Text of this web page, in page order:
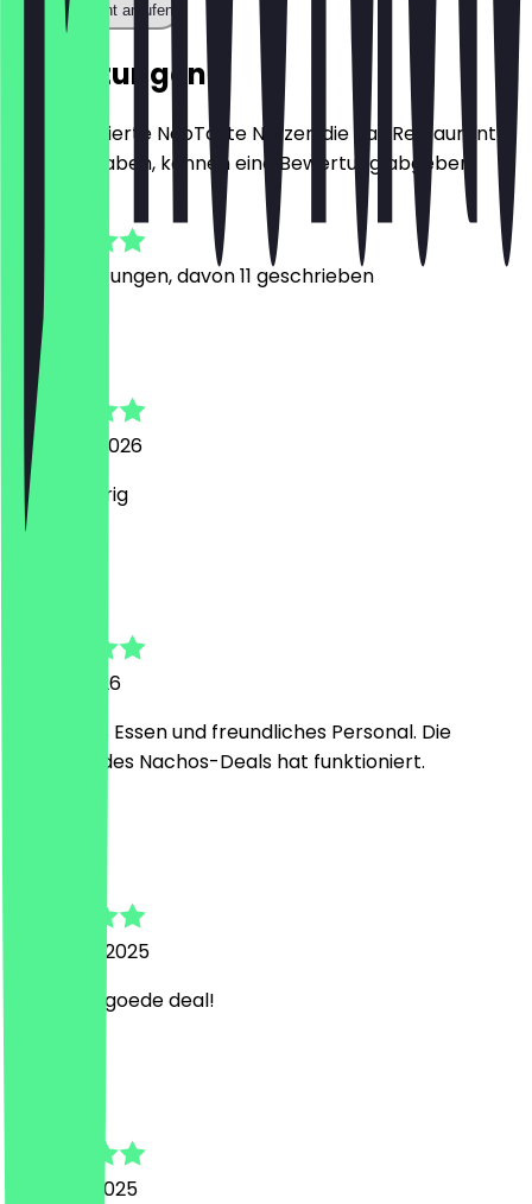
Restaurant anrufen
Bewertungen
Nur registrierte NeoTaste Nutzer, die das Restaurant
besucht haben, können eine Bewertung abgeben.
Bewertungen, davon 11 geschrieben
Malin
2. August 2026
Es war feurig
24. Juli 2026
Sehr gutes Essen und freundliches Personal. Die
Einlösung des Nachos-Deals hat funktioniert.
16. August 2025
Lekker en goede deal!
1. August 2025